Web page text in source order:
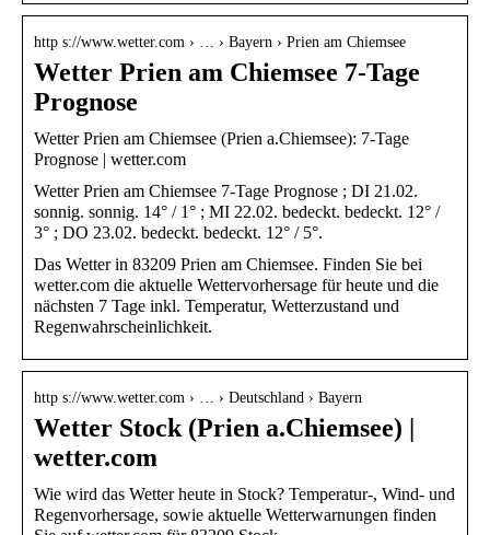
http s://www.wetter.com › … › Bayern › Prien am Chiemsee
Wetter Prien am Chiemsee 7-Tage
Prognose
Wetter Prien am Chiemsee (Prien a.Chiemsee): 7-Tage
Prognose | wetter.com
Wetter Prien am Chiemsee 7-Tage Prognose ; DI 21.02.
sonnig. sonnig. 14° / 1° ; MI 22.02. bedeckt. bedeckt. 12° /
3° ; DO 23.02. bedeckt. bedeckt. 12° / 5°.
Das Wetter in 83209 Prien am Chiemsee. Finden Sie bei
wetter.com die aktuelle Wettervorhersage für heute und die
nächsten 7 Tage inkl. Temperatur, Wetterzustand und
Regenwahrscheinlichkeit.
http s://www.wetter.com › … › Deutschland › Bayern
Wetter Stock (Prien a.Chiemsee) |
wetter.com
Wie wird das Wetter heute in Stock? Temperatur-, Wind- und
Regenvorhersage, sowie aktuelle Wetterwarnungen finden